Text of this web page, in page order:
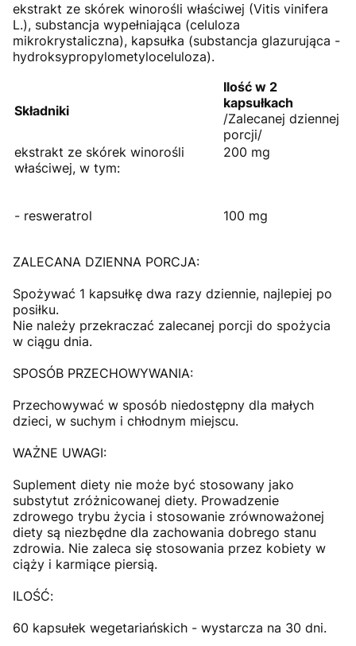
ekstrakt ze skórek winorośli właściwej (Vitis vinifera
L.), substancja wypełniająca (celuloza
mikrokrystaliczna), kapsułka (substancja glazurująca -
hydroksypropylometyloceluloza).
Składniki
Ilość w 2
kapsułkach
/Zalecanej dziennej
porcji/
ekstrakt ze skórek winorośli
właściwej, w tym:
- resweratrol
200 mg
100 mg
ZALECANA DZIENNA PORCJA:
Spożywać 1 kapsułkę dwa razy dziennie, najlepiej po
posiłku.
Nie należy przekraczać zalecanej porcji do spożycia
w ciągu dnia.
SPOSÓB PRZECHOWYWANIA:
Przechowywać w sposób niedostępny dla małych
dzieci, w suchym i chłodnym miejscu.
WAŻNE UWAGI:
Suplement diety nie może być stosowany jako
substytut zróżnicowanej diety. Prowadzenie
zdrowego trybu życia i stosowanie zrównoważonej
diety są niezbędne dla zachowania dobrego stanu
zdrowia. Nie zaleca się stosowania przez kobiety w
ciąży i karmiące piersią.
ILOŚĆ:
60 kapsułek wegetariańskich - wystarcza na 30 dni.